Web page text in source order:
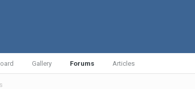
Gallery Forums Articles